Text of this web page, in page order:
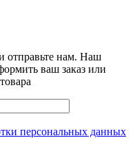
отправьте нам. Наш
ваш заказ или
персональных данных